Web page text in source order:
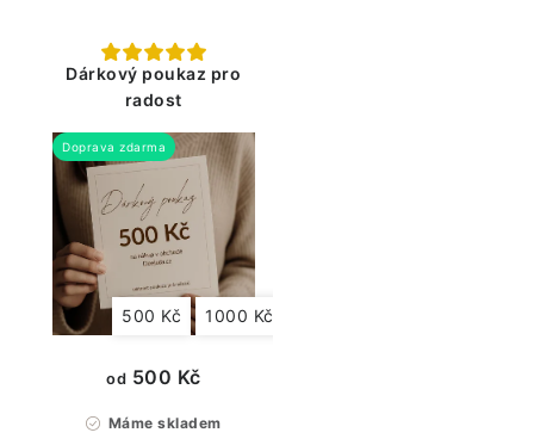
Dárkový poukaz pro
radost
Doprava zdarma
500 Kč 1000 Kč
Máme skladem
od 500 Kč